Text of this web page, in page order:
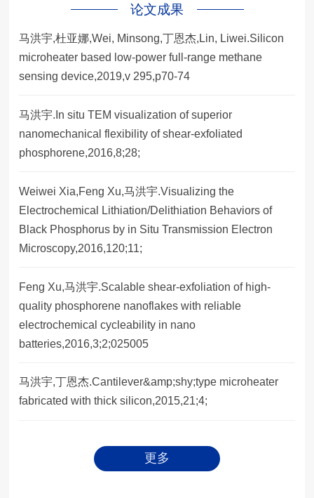
论文成果
马洪宇,杜亚娜,Wei, Minsong,丁恩杰,Lin, Liwei.Silicon
microheater based low-power full-range methane
sensing device,2019,v 295,p70-74
马洪宇.In situ TEM visualization of superior
nanomechanical flexibility of shear-exfoliated
phosphorene,2016,8;28;
Weiwei Xia,Feng Xu,马洪宇.Visualizing the
Electrochemical Lithiation/Delithiation Behaviors of
Black Phosphorus by in Situ Transmission Electron
Microscopy,2016,120;11;
Feng Xu,马洪宇.Scalable shear-exfoliation of high-
quality phosphorene nanoflakes with reliable
electrochemical cycleability in nano
batteries,2016,3;2;025005
马洪宇,丁恩杰.Cantilever&amp;shy;type microheater
fabricated with thick silicon,2015,21;4;
更多